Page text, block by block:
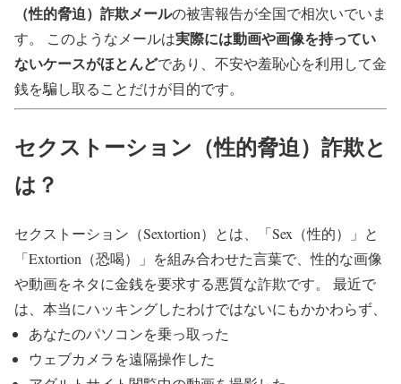
（性的脅迫）詐欺メールの被害報告が全国で相次いでいま
す。 このようなメールは実際には動画や画像を持ってい
ないケースがほとんどであり、不安や羞恥心を利用して金
銭を騙し取ることだけが目的です。
セクストーション（性的脅迫）詐欺と
は？
セクストーション（Sextortion）とは、「Sex（性的）」と
「Extortion（恐喝）」を組み合わせた言葉で、性的な画像
や動画をネタに金銭を要求する悪質な詐欺です。 最近で
は、本当にハッキングしたわけではないにもかかわらず、
あなたのパソコンを乗っ取った
ウェブカメラを遠隔操作した